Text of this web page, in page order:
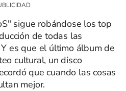
sigue robándose los top
de todas las
es que el último álbum de
cultural, un disco
que cuando las cosas
mejor.